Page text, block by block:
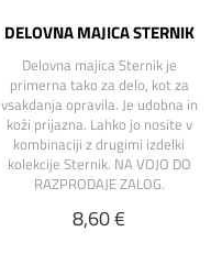
DELOVNA MAJICA STERNIK
Delovna majica Sternik je
primerna tako za delo, kot za
vsakdanja opravila. Je udobna in
koži prijazna. Lahko jo nosite v
kombinaciji z drugimi izdelki
kolekcije Sternik. NA VOJO DO
RAZPRODAJE ZALOG.
8,60 €